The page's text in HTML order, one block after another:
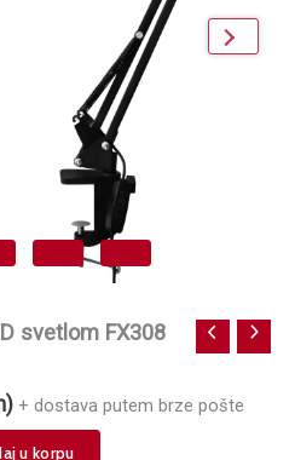
next
svetlom FX308
+ dostava putem brze pošte
u korpu